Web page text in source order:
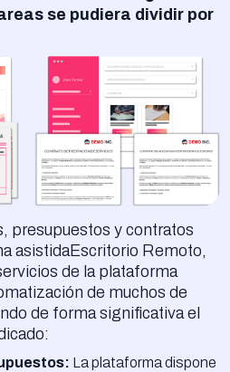
se pudiera dividir por
presupuestos y contratos
asistidaEscritorio Remoto,
de la plataforma
de muchos de
de forma significativa el
La plataforma dispone